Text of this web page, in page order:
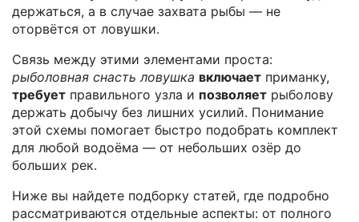
держаться, а в случае захвата рыбы — не
оторвётся от ловушки.
Связь между этими элементами проста:
рыболовная снасть ловушка включает приманку,
требует правильного узла и позволяет рыболову
держать добычу без лишних усилий. Понимание
этой схемы помогает быстро подобрать комплект
для любой водоёма — от небольших озёр до
больших рек.
Ниже вы найдете подборку статей, где подробно
рассматриваются отдельные аспекты: от полного